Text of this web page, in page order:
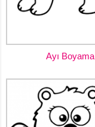
Ayı Boyama